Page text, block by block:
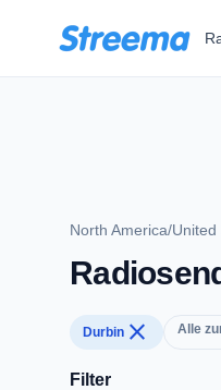
North America/United
Durbin close Alle
Filter